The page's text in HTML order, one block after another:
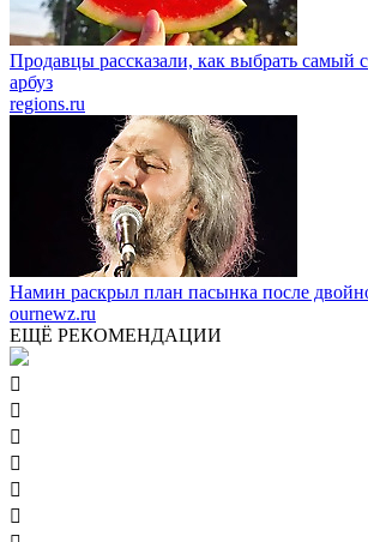
Продавцы рассказали, как выбрать самый
арбуз
regions.ru
Намин раскрыл план пасынка после
ournewz.ru
ЕЩЁ РЕКОМЕНДАЦИИ





